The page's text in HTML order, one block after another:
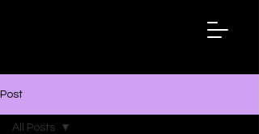
Post
All Posts